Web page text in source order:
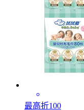
最高折100